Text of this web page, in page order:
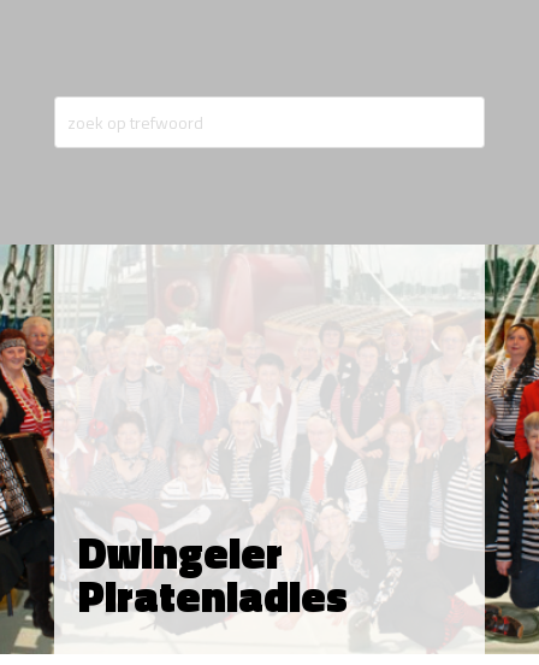
Dwingeler
Piratenladies